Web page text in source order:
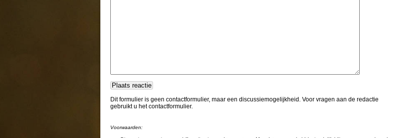
Dit formulier is geen contactformulier, maar een discussiemogelijkheid. Voor vragen aan de redactie
gebruikt u het contactformulier.
Voorwaarden: